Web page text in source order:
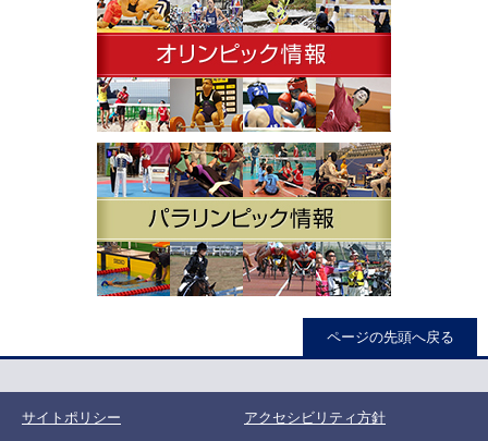
ページの先頭へ戻る
サイトポリシー アクセシビリティ方針